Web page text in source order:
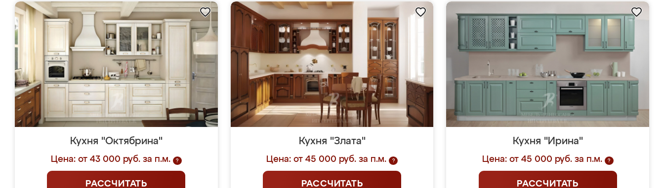
Кухня "Октябрина"
Цена: от 43 000 руб. за п.м. ?
РАССЧИТАТЬ
Кухня "Злата"
Цена: от 45 000 руб. за п.м. ?
РАССЧИТАТЬ
Кухня "Ирина"
Цена: от 45 000 руб. за п.м. ?
РАССЧИТАТЬ